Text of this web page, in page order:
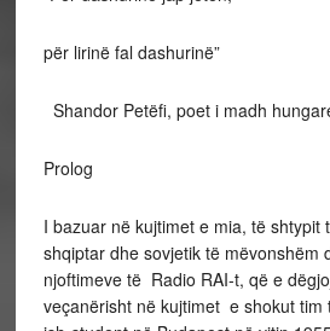
për lirinë fal dashurinë”
Shandor Petëfi, poet i madh
Prolog
I bazuar në kujtimet e mia, të shtypit
shqiptar dhe sovjetik të mëvonshëm
njoftimeve të Radio RAI-t, që e
veçanërisht në kujtimet e shokut tim